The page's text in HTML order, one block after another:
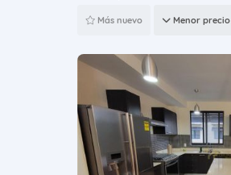
Más nuevo Menor precio